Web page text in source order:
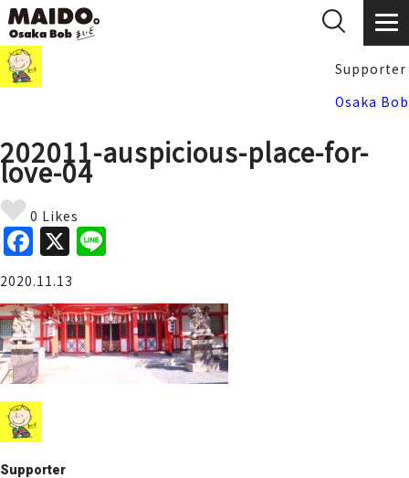
Supporter
Osaka Bob
202011-auspicious-place-for-
love-04
0 Likes
F
a
c
e
b
o
o
k
X
e
2020.11.13
Supporter